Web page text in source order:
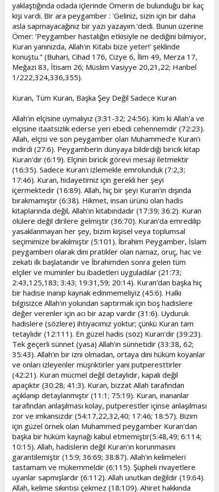
yaklaştığında odada içlerinde Ömerin de bulunduğu bir kaç
kişi vardı. Bir ara peygamber : 'Geliniz, sizin için bir daha
asla sapmayacağınız bir yazı yazayım.'dedi. Bunun üzerine
Ömer: 'Peygamber hastalığın etkisiyle ne dediğini bilmiyor,
Kuran yanınızda, Allah'ın Kitabı bize yeter!' şeklinde
konuştu." (Buhari, Cihad 176, Cizye 6, İlim 49, Merza 17,
Meğazi 83, İtisam 26; Müslim Vasiyye 20,21,22; Hanbel
1/222,324,336,355).
Kuran, Tüm Kuran, Başka Şey Değil Sadece Kuran
Allah'ın elçisine uymalıyız (3:31-32; 24:56). Kim ki Allah'a ve
elçisine itaatsizlik ederse yeri ebedi cehennemdir (72:23).
Allah, elçisi ve son peygamber olan Muhammed'e Kuran'ı
indirdi (27:6). Peygamberin dünyaya bildirdiği biricik kitap
Kuran'dır (6:19). Elçinin biricik görevi mesajı iletmektir
(16:35). Sadece Kuran'ı izlemekle emrolunduk (7:2,3;
17:46). Kuran, hidayetimiz için gerekli her şeyi
içermektedir (16:89). Allah, hiç bir şeyi Kuran'ın dışında
bırakmamıştır (6:38). Hikmet, insan ürünü olan hadis
kitaplarında değil, Allah'ın kitabındadır (17:39; 36:2). Kuran
ölülere değil dirilere gelmiştir (36:70). Kuran'da emredilip
yasaklanmayan her şey, bizim kişisel veya toplumsal
seçimimize bırakılmıştır (5:101). İbrahim Peygamber, İslam
peygamberi olarak dini pratikler olan namaz, oruç, hac ve
zekatı ilk başlatandır ve İbrahimden sonra gelen tüm
elçiler ve müminler bu ibadetleri uyguladılar (21:73;
2:43,125,183; 3:43; 19:31,59; 20:14). Kuran'dan başka hiç
bir hadise inanıp kaynak edinmemeliyiz (45:6). Halkı
bilgisizce Allah'ın yolundan saptırmak için boş hadislere
değer verenler için acı bir azap vardır (31:6). Uyduruk
hadislere (sözlere) ihtiyacımız yoktur; çünkü Kuran tam
tetaylıdır (12:111). En güzel hadis (söz) Kuran'dır (39:23).
Tek geçerli sünnet (yasa) Allah'ın sünnetidir (33:38, 62;
35:43). Allah'ın bir izni olmadan, ortaya dini hüküm koyanlar
ve onları izleyenler müşriktirler yani putperesttirler
(42:21). Kuran mücmel değil detaylıdır, kapalı değil
apaçıktır (30:28; 41:3). Kuran, bizzat Allah tarafından
açıklanıp detaylanmıştır (11:1; 75:19). Kuran, inananlar
tarafından anlaşılması kolay, putperestler içinse anlaşılması
zor ve imkansızdır (54:17,22,32,40; 17:46; 18:57). Bizim
için güzel örnek olan Muhammed peygamber Kuran'dan
başka bir hüküm kaynağı kabul etmemiştir(5:48,49; 6:114;
10:15). Allah, hadislerin değil Kuran'ın korunmasını
garantilemiştir (15:9; 36:69; 38:87). Allah'ın kelimeleri
tastamam ve mükemmeldir (6:115). Şüpheli rivayetlere
uyanlar sapmışlardır (6:112). Allah unutkan değildir (19:64).
Allah, kelime sıkıntısı çekmez (18:109). Ahiret hakkında